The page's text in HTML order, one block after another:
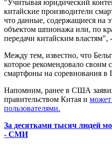
"Учитывая юридический
китайские производители
что данные, содержащиеся на
объектом шпионажа или, по
передачи китайским
Между тем, известно, что
которое рекомендовало своим
смартфоны на соревнования в
Напомним, ранее в США
правительством Китая и может
пользователями.
За десятками тысяч людей
- СМИ